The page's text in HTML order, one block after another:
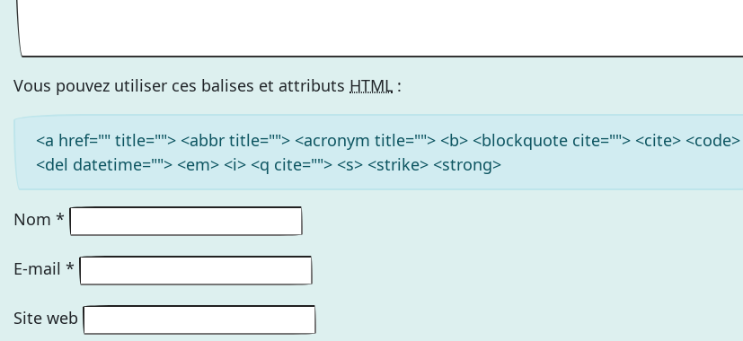
Vous pouvez utiliser ces balises et attributs HTML :
<a href="" title=""> <abbr title=""> <acronym title=""> <b> <blockquote cite=""> <cite> <code>
<del datetime=""> <em> <i> <q cite=""> <s> <strike> <strong>
Nom *
E-mail *
Site web